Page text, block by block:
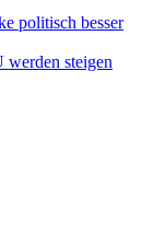
politisch besser
werden steigen